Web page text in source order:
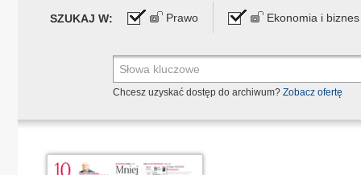
SZUKAJ W: Prawo Ekonomia i biznes
Chcesz uzyskać dostęp do archiwum? Zobacz ofertę